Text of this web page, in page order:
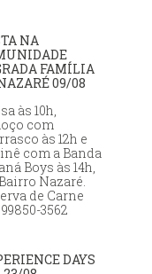
NA
FAMÍLIA
09/08
às 10h,
com
às 12h e
com a Banda
Boys às 14h,
Nazaré.
de Carne
3562
DAYS